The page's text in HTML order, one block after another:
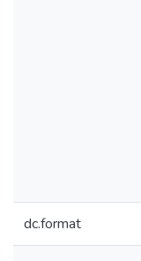
dc.format